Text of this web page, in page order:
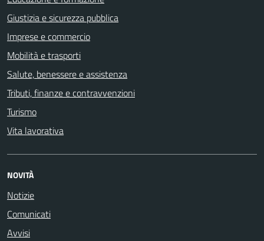
Giustizia e sicurezza pubblica
Imprese e commercio
Mobilità e trasporti
Salute, benessere e assistenza
Tributi, finanze e contravvenzioni
Turismo
Vita lavorativa
NOVITÀ
Notizie
Comunicati
Avvisi